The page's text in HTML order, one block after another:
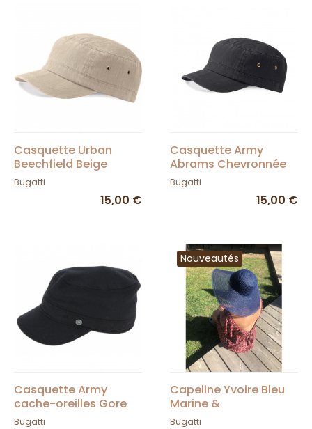
Casquette Urban
Beechfield Beige
Bugatti
15,00 €
Casquette Army
Abrams Chevronnée
Noire
Bugatti
15,00 €
Casquette Army
cache-oreilles Gore
Tex - Bugatti
Bugatti
Nouveautés
Capeline Yvoire Bleu
Marine &
Transparente- Traclet
Bugatti